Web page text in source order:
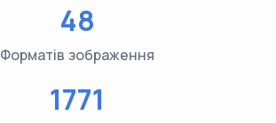
48
Форматів зображення
1771